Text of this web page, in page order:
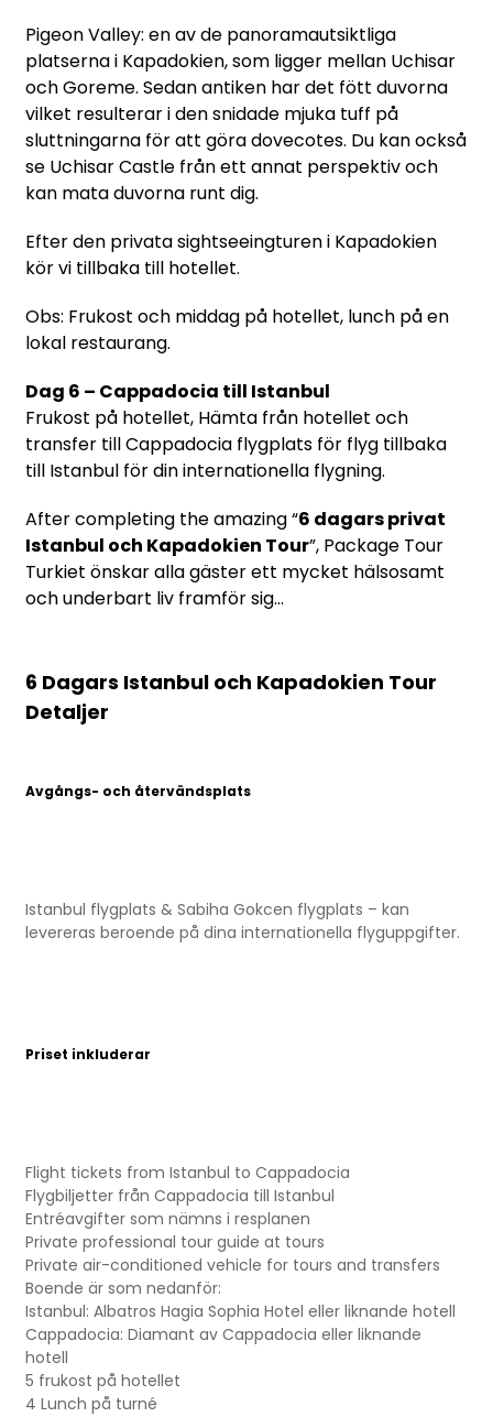
Pigeon Valley: en av de panoramautsiktliga
platserna i Kapadokien, som ligger mellan Uchisar
och Goreme. Sedan antiken har det fött duvorna
vilket resulterar i den snidade mjuka tuff på
sluttningarna för att göra dovecotes. Du kan också
se Uchisar Castle från ett annat perspektiv och
kan mata duvorna runt dig.
Efter den privata sightseeingturen i Kapadokien
kör vi tillbaka till hotellet.
Obs: Frukost och middag på hotellet, lunch på en
lokal restaurang.
Dag 6 – Cappadocia till Istanbul
Frukost på hotellet, Hämta från hotellet och
transfer till Cappadocia flygplats för flyg tillbaka
till Istanbul för din internationella flygning.
After completing the amazing “6 dagars privat
Istanbul och Kapadokien Tour”, Package Tour
Turkiet önskar alla gäster ett mycket hälsosamt
och underbart liv framför sig...
6 Dagars Istanbul och Kapadokien Tour
Detaljer
Avgångs- och återvändsplats
Istanbul flygplats & Sabiha Gokcen flygplats – kan
levereras beroende på dina internationella flyguppgifter.
Priset inkluderar
Flight tickets from Istanbul to Cappadocia
Flygbiljetter från Cappadocia till Istanbul
Entréavgifter som nämns i resplanen
Private professional tour guide at tours
Private air-conditioned vehicle for tours and transfers
Boende är som nedanför:
Istanbul: Albatros Hagia Sophia Hotel eller liknande hotell
Cappadocia: Diamant av Cappadocia eller liknande
hotell
5 frukost på hotellet
4 Lunch på turné